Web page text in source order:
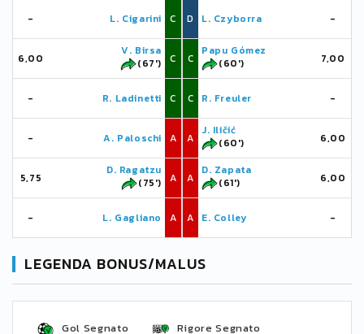
- L. Cigarini C
6,00
V. Birsa
(67')
C
- R. Ladinetti C
- A. Paloschi A
5,75
D. Ragatzu
(75')
A
- L. Gagliano A
D L. Czyborra -
C
Papu Gómez
(60')
7,00
C R. Freuler -
A
J. Iličić
(60')
6,00
A
D. Zapata
(61')
6,00
A E. Colley -
LEGENDA BONUS/MALUS
Gol Segnato
Rigore Segnato